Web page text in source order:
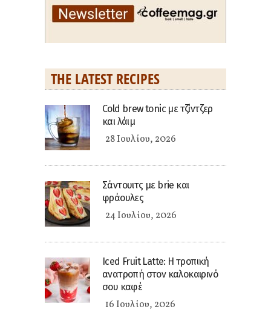
THE LATEST RECIPES
Cold brew tonic με τζίντζερ
και λάιμ
28 Ιουλίου, 2026
Σάντουιτς με brie και
φράουλες
24 Ιουλίου, 2026
Iced Fruit Latte: Η τροπική
ανατροπή στον καλοκαιρινό
σου καφέ
16 Ιουλίου, 2026